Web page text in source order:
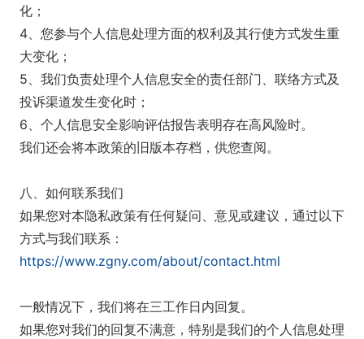
化；
4、您参与个人信息处理方面的权利及其行使方式发生重
大变化；
5、我们负责处理个人信息安全的责任部门、联络方式及
投诉渠道发生变化时；
6、个人信息安全影响评估报告表明存在高风险时。
我们还会将本政策的旧版本存档，供您查阅。
八、如何联系我们
如果您对本隐私政策有任何疑问、意见或建议，通过以下
方式与我们联系：
https://www.zgny.com/about/contact.html
一般情况下，我们将在三工作日内回复。
如果您对我们的回复不满意，特别是我们的个人信息处理